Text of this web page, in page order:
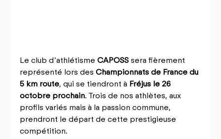
Le club d’athlétisme CAPOSS sera fièrement
représenté lors des Championnats de France du
5 km route, qui se tiendront à Fréjus le 26
octobre prochain. Trois de nos athlètes, aux
profils variés mais à la passion commune,
prendront le départ de cette prestigieuse
compétition.